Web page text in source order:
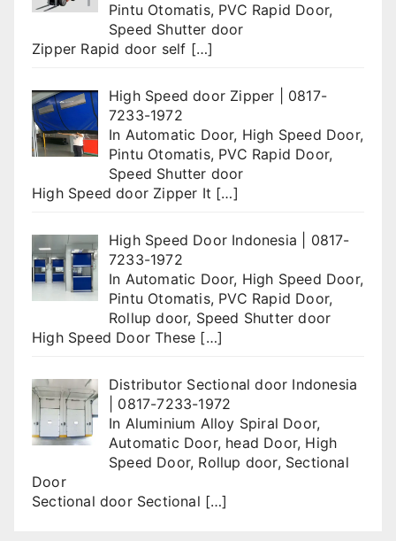
Pintu Otomatis, PVC Rapid Door,
Speed Shutter door
Zipper Rapid door self […]
High Speed door Zipper | 0817-
7233-1972
In Automatic Door, High Speed Door,
Pintu Otomatis, PVC Rapid Door,
Speed Shutter door
High Speed door Zipper It […]
High Speed Door Indonesia | 0817-
7233-1972
In Automatic Door, High Speed Door,
Pintu Otomatis, PVC Rapid Door,
Rollup door, Speed Shutter door
High Speed Door These […]
Distributor Sectional door Indonesia
| 0817-7233-1972
In Aluminium Alloy Spiral Door,
Automatic Door, head Door, High
Speed Door, Rollup door, Sectional
Door
Sectional door Sectional […]